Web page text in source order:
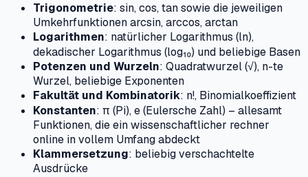
Trigonometrie: sin, cos, tan sowie die jeweiligen
Umkehrfunktionen arcsin, arccos, arctan
Logarithmen: natürlicher Logarithmus (ln),
dekadischer Logarithmus (log₁₀) und beliebige Basen
Potenzen und Wurzeln: Quadratwurzel (√), n-te
Wurzel, beliebige Exponenten
Fakultät und Kombinatorik: n!, Binomialkoeffizient
Konstanten: π (Pi), e (Eulersche Zahl) – allesamt
Funktionen, die ein wissenschaftlicher rechner
online in vollem Umfang abdeckt
Klammersetzung: beliebig verschachtelte
Ausdrücke